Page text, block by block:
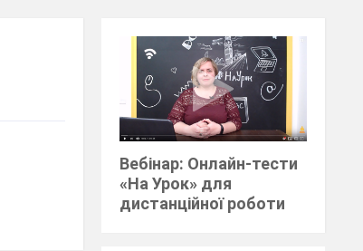
Вебінар: Онлайн-тести
«На Урок» для
дистанційної роботи